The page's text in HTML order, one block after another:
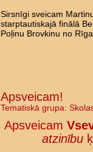
Sirsnīgi sveicam
starptautiskajā finālā
Poļinu Brovkinu no
Apsveicam!
Tematiskā grupa:
Apsveicam
atzinību